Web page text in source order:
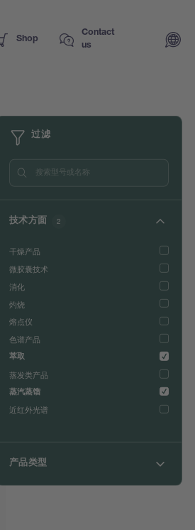
Shop
Contact
us
过滤
技术方面 2
干燥产品
微胶囊技术
消化
灼烧
熔点仪
色谱产品
萃取
蒸发类产品
蒸汽蒸馏
近红外光谱
产品类型